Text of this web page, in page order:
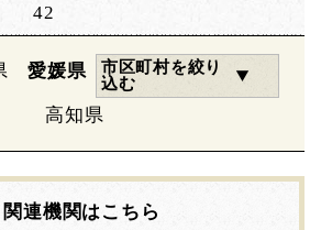
42
愛媛県
市区町村を絞り
込む
高知県
連機関はこちら